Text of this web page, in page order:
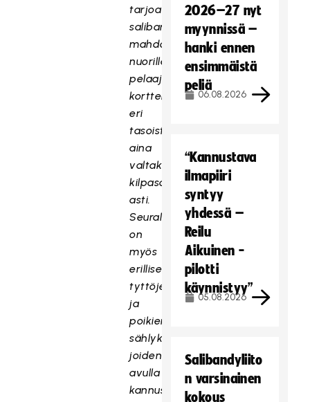
tarjoavat
salibandyharrastuksen
mahdollisuuksia
nuorille
pelaajille
kortteliliigasta/aluesarjojen
eri
tasoista
aina
valtakunnallisiin
kilpasarjoihin
asti.
Seuralla
on
myös
erilliset
tyttöjen
ja
poikien
sählykerhot,
joiden
avulla
kannustetaan
2026–27 nyt
myynnissä –
hanki ennen
ensimmäistä
peliä
06.08.2026
“Kannustava
ilmapiiri
syntyy
yhdessä –
Reilu
Aikuinen -
pilotti
käynnistyy”
05.08.2026
Salibandyliito
n varsinainen
kokous